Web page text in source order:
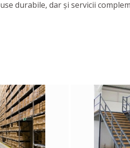
durabile, dar şi servicii